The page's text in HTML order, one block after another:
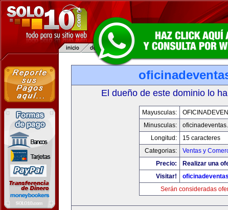
El dueño de este dominio lo
Mayusculas:
Minusculas:
Longitud:
15 caracteres
Categorias:
Ventas y
Precio:
Realizar una
Visitar!
Serán consideradas